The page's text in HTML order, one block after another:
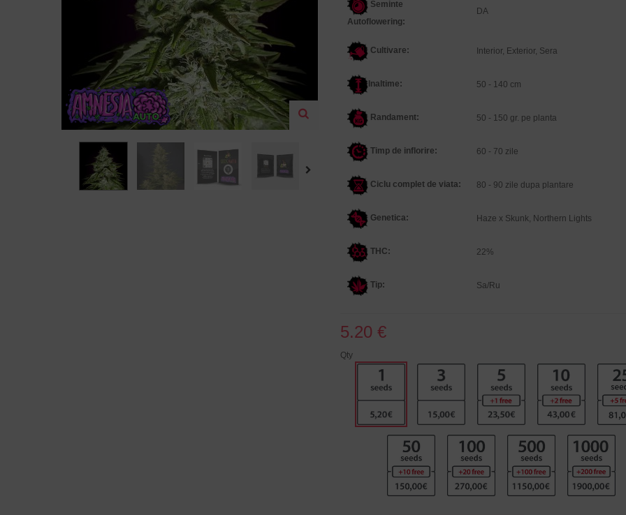
Seminte
Autoflowering:
DA
Cultivare: Interior, Exterior, Sera
Inaltime: 50 - 140 cm
Randament: 50 - 150 gr. pe planta
Timp de inflorire: 60 - 70 zile
Ciclu complet de viata: 80 - 90 zile dupa plantare
Genetica: Haze x Skunk, Northern Lights
THC: 22%
Tip: Sa/Ru
5.20 €
Qty